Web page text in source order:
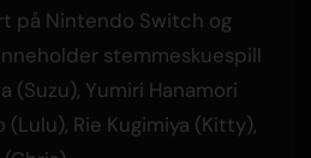
på Nintendo Switch og
stemmeskuespill
(Suzu), Yumiri Hanamori
(Lulu), Rie Kugimiya (Kitty),